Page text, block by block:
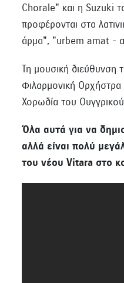
Chorale" και η Suzuki
προφέρονται στα
άρμα", "urbem amat -
Τη μουσική διεύθυνση
Φιλαρμονική Ορχήστρα
Χορωδία του
Όλα αυτά για να
αλλά είναι πολύ
του νέου Vitara στο